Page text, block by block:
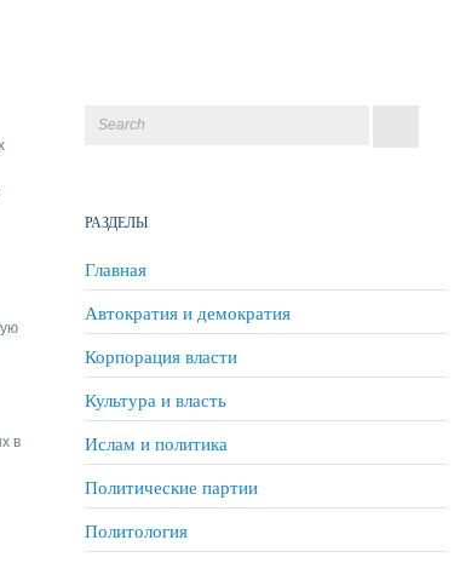
в
РАЗДЕЛЫ
Главная
Автократия и демократия
Корпорация власти
Культура и власть
Ислам и политика
Политические партии
Политология